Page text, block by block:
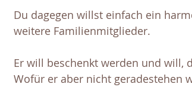
Du dagegen willst einfach ein
weitere Familienmitglieder.
Er will beschenkt werden und will,
Wofür er aber nicht geradestehen